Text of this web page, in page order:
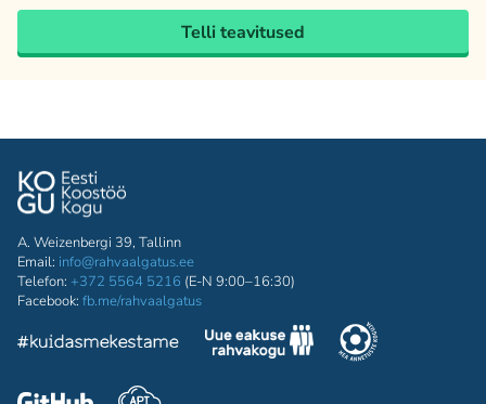
Telli teavitused
A. Weizenbergi 39, Tallinn
Email: info@rahvaalgatus.ee
Telefon: +372 5564 5216 (E-N 9:00–16:30)
Facebook: fb.me/rahvaalgatus